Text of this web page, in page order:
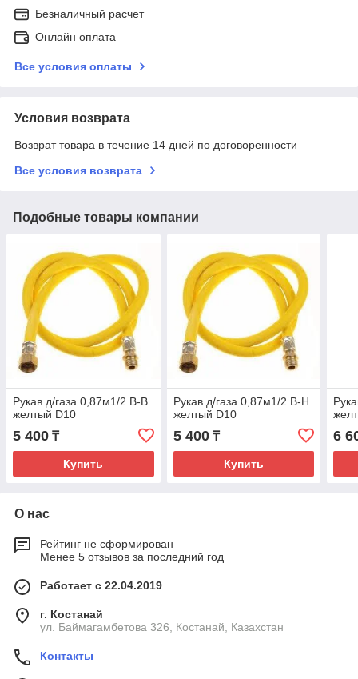
Безналичный расчет
Онлайн оплата
Все условия оплаты
Условия возврата
Возврат товара в течение 14 дней по договоренности
Все условия возврата
Подобные товары компании
Рукав д/газа 0,87м1/2 В-В
желтый D10
5 400 ₸
Купить
Рукав д/газа 0,87м1/2 В-Н
желтый D10
5 400₸
Купить
6
О нас
Рейтинг не сформирован
Менее 5 отзывов за последний год
Работает с 22.04.2019
г. Костанай
ул. Баймагамбетова 326, Костанай, Казахстан
Контакты